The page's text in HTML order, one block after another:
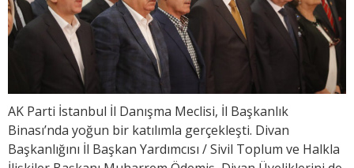
AK Parti İstanbul İl Danışma Meclisi, İl Başkanlık
Binası’nda yoğun bir katılımla gerçekleşti. Divan
Başkanlığını İl Başkan Yardımcısı / Sivil Toplum ve Halkla